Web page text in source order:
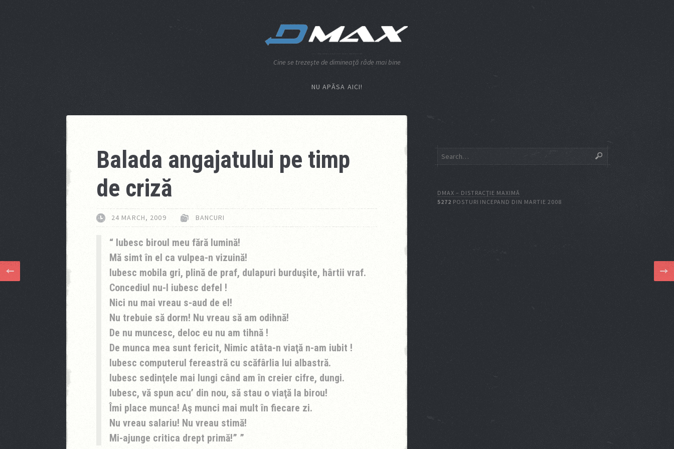
Cine se trezeşte de dimineaţă râde mai bine
NU APĂSA AICI!
Balada angajatului pe timp
de criză
24 MARCH, 2009 BANCURI
Iubesc biroul meu fără lumină!
Mă simt în el ca vulpea-n vizuină!
Iubesc mobila gri, plină de praf, dulapuri burduşite, hârtii vraf.
Concediul nu-l iubesc defel !
Nici nu mai vreau s-aud de el!
Nu trebuie să dorm! Nu vreau să am odihnă!
De nu muncesc, deloc eu nu am tihnă !
De munca mea sunt fericit, Nimic atâta-n viaţă n-am iubit !
Iubesc computerul fereastră cu scăfârlia lui albastră.
Iubesc sedinţele mai lungi când am în creier cifre, dungi.
Iubesc, vă spun acu’ din nou, să stau o viaţă la birou!
Îmi place munca! Aş munci mai mult în fiecare zi.
Nu vreau salariu! Nu vreau stimă!
Mi-ajunge critica drept primă!”
DMAX – DISTRACŢIE MAXIMĂ
5272 POSTURI INCEPAND DIN MARTIE 2008